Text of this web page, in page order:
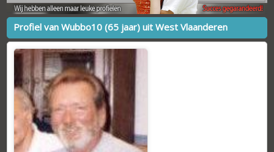
Profiel van Wubbo10 (65 jaar) uit West Vlaanderen